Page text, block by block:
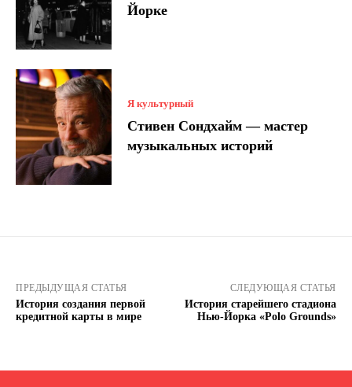
Йорке
Я культурный
Стивен Сондхайм — мастер
музыкальных историй
ПРЕДЫДУЩАЯ СТАТЬЯ
История создания первой
кредитной карты в мире
СЛЕДУЮЩАЯ СТАТЬЯ
История старейшего стадиона
Нью-Йорка «Polo Grounds»